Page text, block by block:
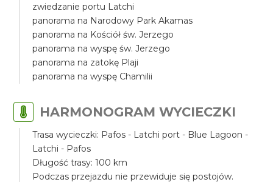
zwiedzanie portu Latchi
panorama na Narodowy Park Akamas
panorama na Kościół św. Jerzego
panorama na wyspę św. Jerzego
panorama na zatokę Plaji
panorama na wyspę Chamilii
HARMONOGRAM WYCIECZKI
Trasa wycieczki: Pafos - Latchi port - Blue Lagoon -
Latchi - Pafos
Długość trasy: 100 km
Podczas przejazdu nie przewiduje się postojów.